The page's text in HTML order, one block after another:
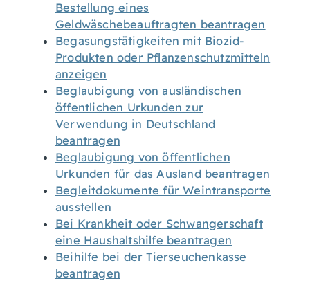
Bestellung eines
Geldwäschebeauftragten beantragen
Begasungstätigkeiten mit Biozid-
Produkten oder Pflanzenschutzmitteln
anzeigen
Beglaubigung von ausländischen
öffentlichen Urkunden zur
Verwendung in Deutschland
beantragen
Beglaubigung von öffentlichen
Urkunden für das Ausland beantragen
Begleitdokumente für Weintransporte
ausstellen
Bei Krankheit oder Schwangerschaft
eine Haushaltshilfe beantragen
Beihilfe bei der Tierseuchenkasse
beantragen